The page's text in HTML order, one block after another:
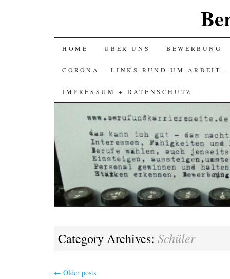
SKIP
TO
CONTENT
HOME ÜBER UNS BEWERBUNG
CORONA – LINKS RUND UM ARBEIT
IMPRESSUM + DATENSCHUTZ
Category Archives: Schüler
← Older posts